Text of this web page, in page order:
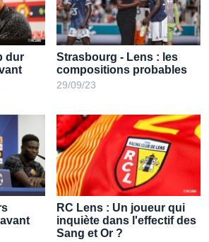
dur
Strasbourg - Lens : les
compositions probables
29/09/23
RC Lens : Un joueur qui
inquiète dans l'effectif des
Sang et Or ?